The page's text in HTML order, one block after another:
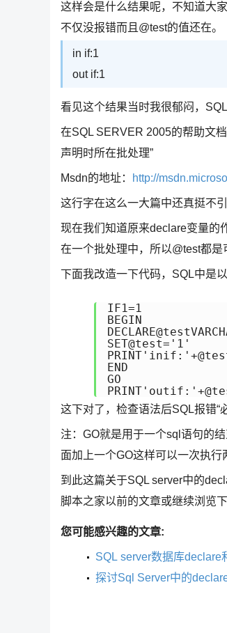
这样会是什么结果呢，不知道大
不仅没报错而且@test的值还在。
in if:1
out if:1
看见这个结果当时我很郁闷，
在SQL SERVER 2005的帮助文
声明时所在批处理”
Msdn的地址： http://
这行字在这么一大篇中还真挺不引
现在我们知道原来declare变量的
在一个批处理中，所以@test都是
下面我改造一下代码，SQL中是
IF1=1
BEGIN
SET@test='1'
END
GO
这下对了，检查语法后SQL报错“
注：GO就是用于一个sql语句的
面加上一个GO这样可以一次执行
到此这篇关于SQL server中的
脚本之家以前的文章或继续浏览
您可能感兴趣的文章:
SQL server数据库declare
探讨Sql Server中的